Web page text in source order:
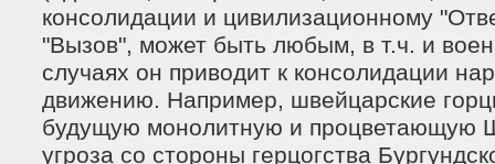
консолидации и цивилизационному
"Вызов", может быть любым, в т.ч. и
случаях он приводит к консолидации
движению. Например, швейцарские
будущую монолитную и процветающую
угроза со стороны герцогства